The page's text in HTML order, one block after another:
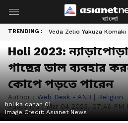
বাংলা
TRENDING : Veda Zelio Yakuza Komaki
Holi 2023:
গাছের ডাল ব্যবহার
কোপে পড়তে পারেন
Author : Web Desk - ANB | Religion
Published :Mar 04 2023, 07:46 PM
holika dahan 01
Image Credit:Asianet News